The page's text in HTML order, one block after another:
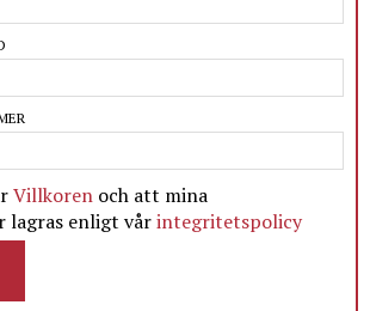
Villkoren och att mina
lagras enligt vårintegritetspolicy